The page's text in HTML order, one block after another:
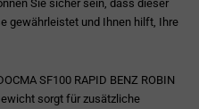
Sie sicher sein, dass dieser
gewährleistet und Ihnen hilft, Ihre
SF100 RAPID BENZ ROBIN
sorgt für zusätzliche